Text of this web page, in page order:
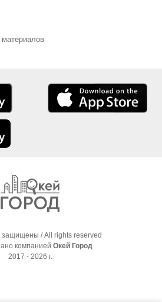
/ All rights reserved
компанией Окей Город
2017 - 2026 г.